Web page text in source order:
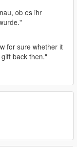
ob es ihr
for sure whether it
back then."